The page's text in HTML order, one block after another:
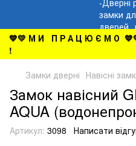
💙💛 М И П Р А Ц Ю Є М О
!
Замки дверні Навісні
Замок навісний
AQUA
Артикул: 3098 Написати